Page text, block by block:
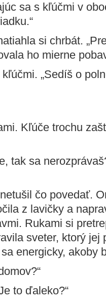
sa s kľúčmi v
si chrbát.
ho mierne
kľúčmi. „Sedíš o
Kľúče trochu
tak sa
čo povedať.
z lavičky a
Rukami si
sveter, ktorý jej
energicky, akoby
to ďaleko?“